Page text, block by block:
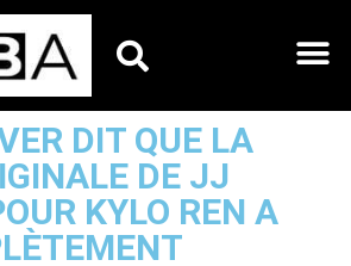
DIT QUE LA
DE JJ
KYLO REN A